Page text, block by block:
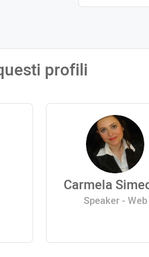
profili
Carmela
Speaker - Web